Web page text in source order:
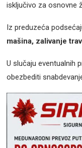
isključivo za osnovne
Iz preduzeća
mašina, zalivanje
U slučaju eventualnih
obezbediti